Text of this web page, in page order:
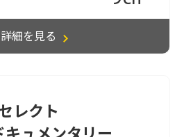
詳細を見る
レクト
キュメンタリー